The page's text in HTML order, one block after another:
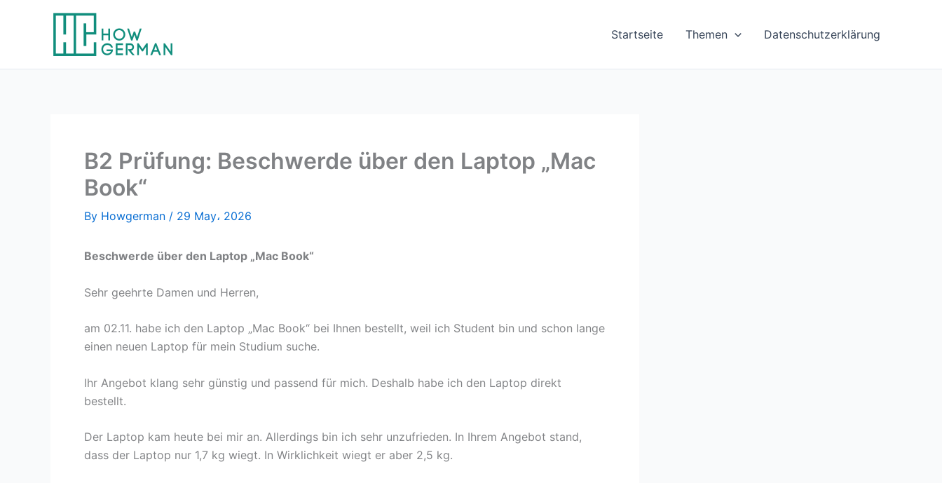
Startseite Themen Datenschutzerklärung
B2 Prüfung: Beschwerde über den Laptop „Mac
Book“
By Howgerman / 29 May، 2026
Beschwerde über den Laptop „Mac Book“
Sehr geehrte Damen und Herren,
am 02.11. habe ich den Laptop „Mac Book“ bei Ihnen bestellt, weil ich Student bin und schon lange
einen neuen Laptop für mein Studium suche.
Ihr Angebot klang sehr günstig und passend für mich. Deshalb habe ich den Laptop direkt
bestellt.
Der Laptop kam heute bei mir an. Allerdings bin ich sehr unzufrieden. In Ihrem Angebot stand,
dass der Laptop nur 1,7 kg wiegt. In Wirklichkeit wiegt er aber 2,5 kg.